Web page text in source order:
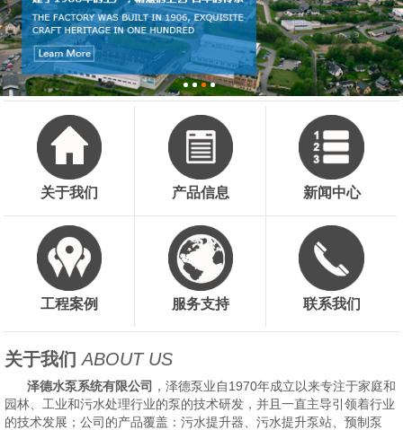
关于我们 产品信息 新闻中心
工程案例 服务支持 联系我们
关于我们 ABOUT US
泽德水泵系统有限公司 ，泽德泵业自1970年成立以来专注于家庭和
园林、工业和污水处理行业的泵的技术研发，并且一直主导引领着行业
的技术发展；公司的产品覆盖：污水提升器、污水提升泵站、预制泵